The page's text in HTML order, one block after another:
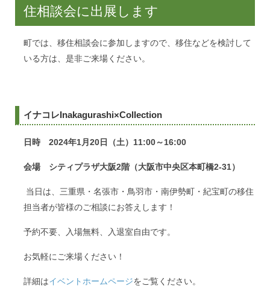
住相談会に出展します
町では、移住相談会に参加しますので、移住などを検討して
いる方は、是非ご来場ください。
イナコレInakagurashi×Collection
日時 2024年1月20日（土）11:00～16:00
会場 シティプラザ大阪2階（大阪市中央区本町橋2-31）
当日は、三重県・名張市・鳥羽市・南伊勢町・紀宝町の移住
担当者が皆様のご相談にお答えします！
予約不要、入場無料、入退室自由です。
お気軽にご来場ください！
詳細はイベントホームページをご覧ください。